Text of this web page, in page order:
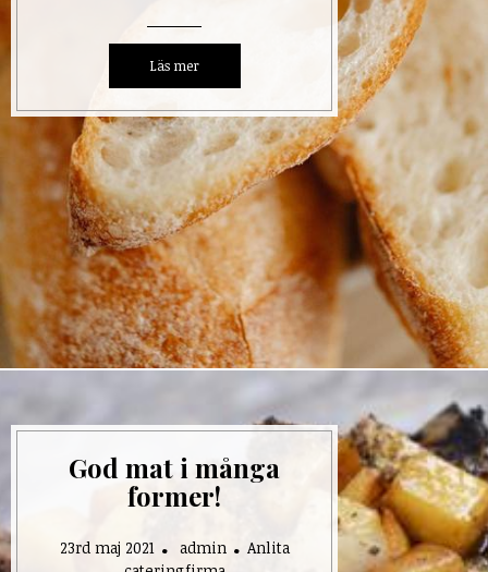
God mat i många
former!
23rd maj 2021 admin
Anlita